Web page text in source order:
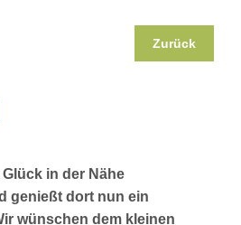
Zurück
in der Nähe
genießt dort nun ein
wünschen dem kleinen